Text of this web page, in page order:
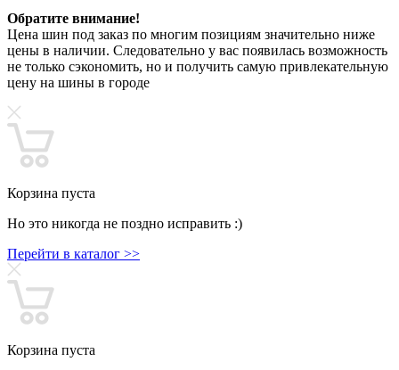
Обратите внимание!
Цена шин под заказ по многим позициям значительно ниже
цены в наличии. Следовательно у вас появилась возможность
не только сэкономить, но и получить самую привлекательную
цену на шины в городе
Корзина пуста
Но это никогда не поздно исправить :)
Перейти в каталог >>
Корзина пуста